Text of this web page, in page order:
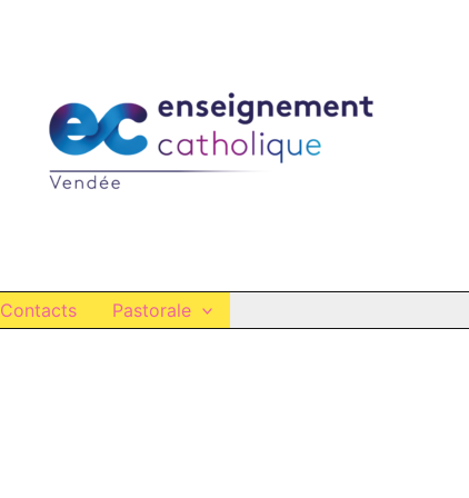
Contacts Pastorale